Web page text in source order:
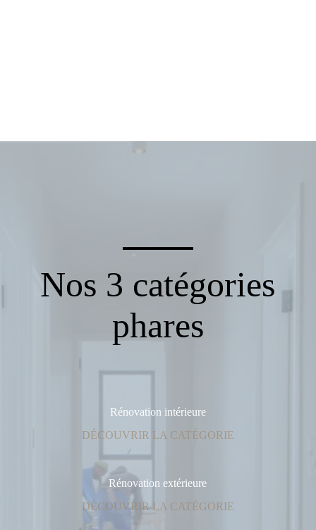
Nos 3 catégories
phares
Rénovation intérieure
DÉCOUVRIR LA CATÉGORIE
Rénovation extérieure
DÉCOUVRIR LA CATÉGORIE